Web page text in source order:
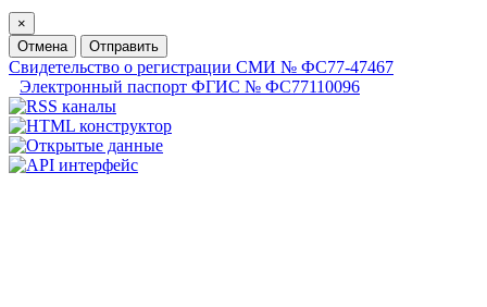
×
Отмена
Отправить
Свидетельство о регистрации СМИ № ФС77-47467
Электронный паспорт ФГИС № ФС77110096